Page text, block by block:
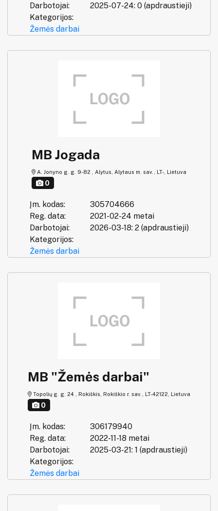
Darbotojai:
2025-07-24: 0 (apdraustieji)
Kategorijos:
Žemės darbai
MB Jogada
A. Jonyno g. g. 9-82 , Alytus, Alytaus m. sav., LT-, Lietuva
0
Įm. kodas:
305704666
Reg. data:
2021-02-24 metai
Darbotojai:
2026-03-18: 2 (apdraustieji)
Kategorijos:
Žemės darbai
MB "Žemės darbai"
Topolių g. g. 24 , Rokiškis, Rokiškio r. sav., LT-42122, Lietuva
0
Įm. kodas:
306179940
Reg. data:
2022-11-18 metai
Darbotojai:
2025-03-21: 1 (apdraustieji)
Kategorijos:
Žemės darbai